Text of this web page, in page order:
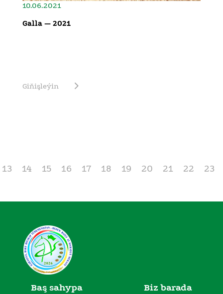
10.06.2021
Galla — 2021
Giňişleýin
13 14 15 16 17 18 19 20 21 22 23
Baş sahypa
Biz barada